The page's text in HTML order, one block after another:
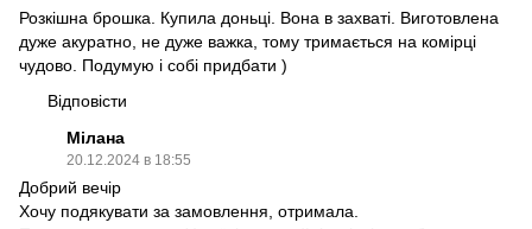
Розкішна брошка. Купила доньці. Вона в захваті. Виготовлена
дуже акуратно, не дуже важка, тому тримається на комірці
чудово. Подумую і собі придбати )
Відповісти
Мілана
20.12.2024 в 18:55
Добрий вечір
Хочу подякувати за замовлення, отримала.